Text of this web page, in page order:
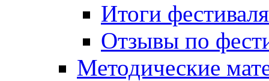
Итоги фестиваля
Отзывы по
Методические